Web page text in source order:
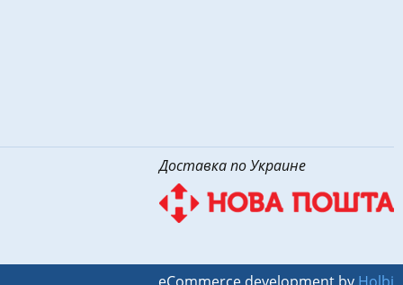
Доставка по Украине